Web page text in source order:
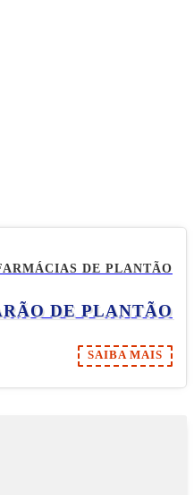
DE PLANTÃO
DE PLANTÃO
SAIBA MAIS